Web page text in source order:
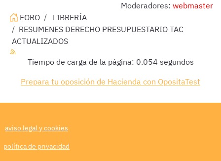
Moderadores: webmaster
FORO
LIBRERÍA
RESUMENES DERECHO PRESUPUESTARIO TAC
ACTUALIZADOS
Tiempo de carga de la página: 0.054 segundos
Prepara tu oposición de Hacienda con OpositaTest
aviso legal y cookies
política de privacidad